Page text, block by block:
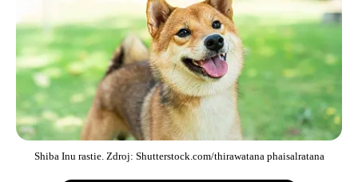
Shiba Inu rastie. Zdroj: Shutterstock.com/thirawatana phaisalratana